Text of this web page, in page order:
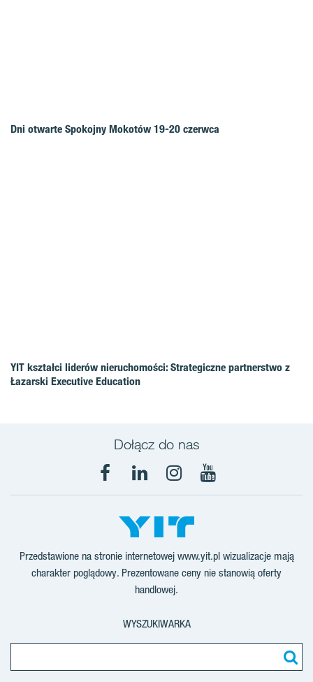
Dni otwarte Spokojny Mokotów 19-20 czerwca
YIT kształci liderów nieruchomości: Strategiczne partnerstwo z
Łazarski Executive Education
Dołącz do nas
Facebook
LinkedInInstagram
YouTube
Przedstawione na stronie internetowej www.yit.pl wizualizacje mają
charakter poglądowy. Prezentowane ceny nie stanowią oferty
handlowej.
WYSZUKIWARKA